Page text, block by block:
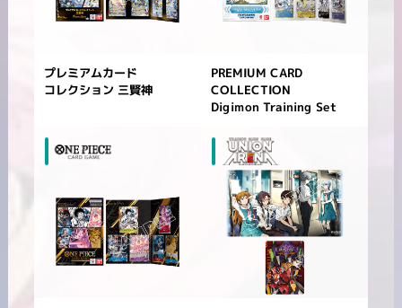
プレミアムカード
コレクション 三賢神
PREMIUM CARD
COLLECTION
Digimon Training Set